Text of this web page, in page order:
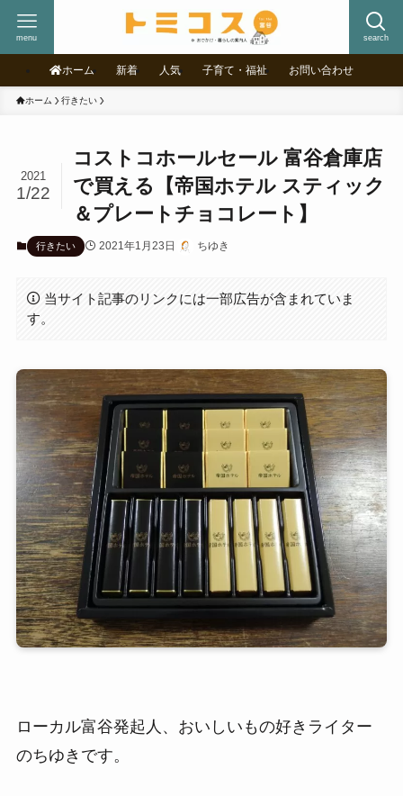
search
menu
ホーム 新着 人気 子育て・福祉 お問い合わせ
ホーム 行きたい
コストコホールセール 富谷倉庫店
で買える【帝国ホテル スティック
＆プレートチョコレート】
2021
1/22
行きたい 2021年1月23日 ちゆき
当サイト記事のリンクには一部広告が含まれていま
す。
ローカル富谷発起人、おいしいもの好きライター
のちゆきです。